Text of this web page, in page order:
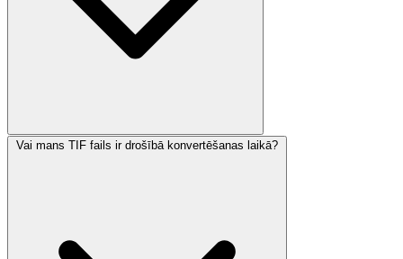
Vai mans TIF fails ir drošībā konvertēšanas laikā?